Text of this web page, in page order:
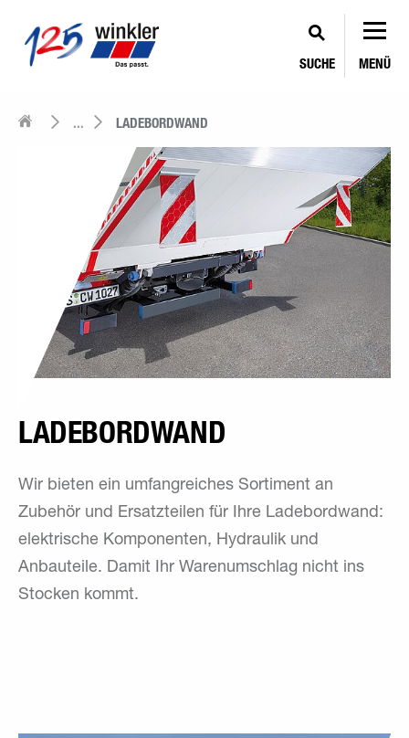
SUCHE MENÜ
... LADEBORDWAND
LADEBORD­WAND
Wir bieten ein umfangreiches Sortiment an
Zubehör und Ersatzteilen für Ihre Ladebordwand:
elektrische Komponenten, Hydraulik und
Anbauteile. Damit Ihr Warenumschlag nicht ins
Stocken kommt.